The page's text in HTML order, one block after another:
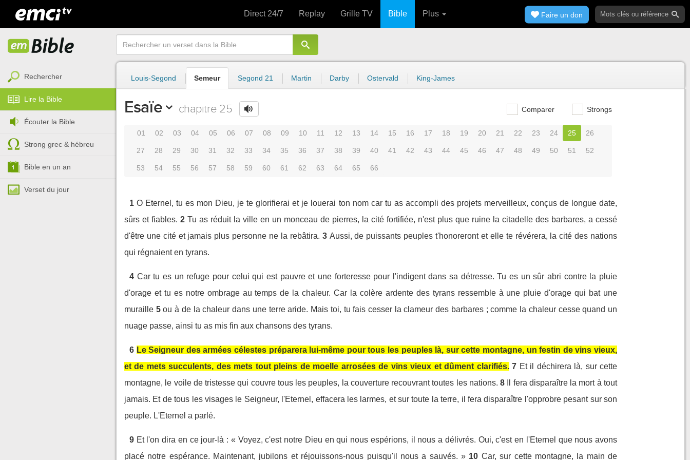
Direct 24/7 Replay Grille TV Bible Plus Faire un don
Rechercher
Lire la Bible
Écouter la Bible
Strong grec & hébreu
Bible en un an
Verset du jour
Louis-Segond Semeur Segond 21 Martin Darby Ostervald King-James
Esaïe chapitre 25 Comparer Strongs
01 02 03 04 05 06 07 08 09 10 11 12 13 14 15 16 17 18 19 20 21 22 23 24 25 26
27 28 29 30 31 32 33 34 35 36 37 38 39 40 41 42 43 44 45 46 47 48 49 50 51 52
53 54 55 56 57 58 59 60 61 62 63 64 65 66
1 O Eternel, tu es mon Dieu, je te glorifierai et je louerai ton nom car tu as accompli des projets merveilleux, conçus de longue date,
sûrs et fiables. 2 Tu as réduit la ville en un monceau de pierres, la cité fortifiée, n'est plus que ruine la citadelle des barbares, a cessé
d'être une cité et jamais plus personne ne la rebâtira. 3 Aussi, de puissants peuples t'honoreront et elle te révérera, la cité des nations
qui régnaient en tyrans.
4 Car tu es un refuge pour celui qui est pauvre et une forteresse pour l'indigent dans sa détresse. Tu es un sûr abri contre la pluie
d'orage et tu es notre ombrage au temps de la chaleur. Car la colère ardente des tyrans ressemble à une pluie d'orage qui bat une
muraille 5 ou à de la chaleur dans une terre aride. Mais toi, tu fais cesser la clameur des barbares ; comme la chaleur cesse quand un
nuage passe, ainsi tu as mis fin aux chansons des tyrans.
6 Le Seigneur des armées célestes préparera lui-même pour tous les peuples là, sur cette montagne, un festin de vins vieux,
et de mets succulents, des mets tout pleins de moelle arrosées de vins vieux et dûment clarifiés. 7 Et il déchirera là, sur cette
montagne, le voile de tristesse qui couvre tous les peuples, la couverture recouvrant toutes les nations. 8
Il fera disparaître la mort à tout
jamais. Et de tous les visages le Seigneur, l'Eternel, effacera les larmes, et sur toute la terre, il fera disparaître l'opprobre pesant sur son
peuple. L'Eternel a parlé.
9 Et l'on dira en ce jour-là : « Voyez, c'est notre Dieu en qui nous espérions, il nous a délivrés. Oui, c'est en l'Eternel que nous avons
placé notre espérance. Maintenant, jubilons et réjouissons-nous puisqu'il nous a sauvés. » 10 Car, sur cette montagne, la main de